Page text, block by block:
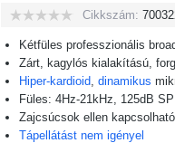
Cikkszám:
Kétfüles professzionális
Zárt, kagylós kialakítású,
Hiper-kardioid, dinamikus
Füles: 4Hz-21kHz, 125dB
Zajcsúcsok ellen
Tápellátást nem igényel